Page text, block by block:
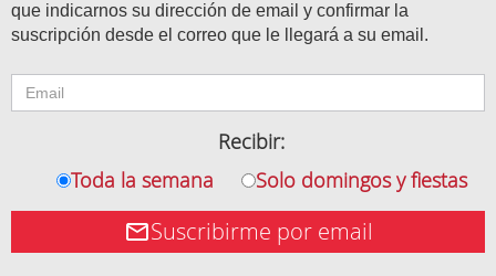
que indicarnos su dirección de email y confirmar la
suscripción desde el correo que le llegará a su email.
Recibir:
Toda la semana
Solo domingos y fiestas
Suscribirme por email